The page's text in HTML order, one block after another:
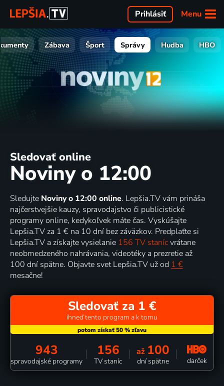
Menu
Prihlásiť
Zábava Šport Správy Hudba HBO
Sledovať online
Noviny o 12:00
Sledujte Noviny o 12:00 online. Lepšia.TV vám prináša
najčerstvejšie kauzy, spravodajstvo či publicistické
programy online, kedykoľvek máte čas. Vyskúšajte
Lepšia.TV za 1 € na 10 dní bez záväzkov. Predplaťte si
Lepšia.TV a získajte vysielanie 156 TV stanícvrátane
neobmedzeného nahrávania, videotéky a prezretie až
100 dní spätne. Objavte svet Lepšia.TV už od 1 €
mesačne!
Sledovať za 1 €
ihneď tento program a k tomu
943
spravodajské programy
156
TV staníc
až 100
dní spätne darček